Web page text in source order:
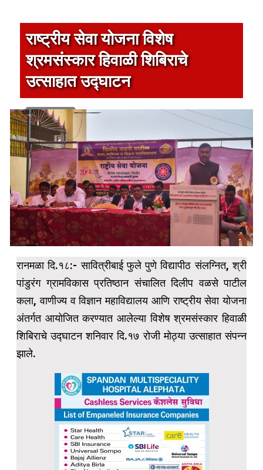
राष्ट्रीय सेवा योजना विशेष
श्रमसंस्कार हिवाळी शिबिराचे
उत्साहात उद्घाटन
1 min read
रानमळा दि.१८:- सावित्रीबाई फुले पुणे विद्यापीठ संलग्नित, श्री
पांडुरंग ग्रामविकास प्रतिष्ठान संचालित दिलीप वळसे पाटील
कला, वाणीज्य व विज्ञान महाविद्यालय आणि राष्ट्रीय सेवा योजना
अंतर्गत आयोजित करण्यात आलेल्या विशेष श्रमसंस्कार हिवाळी
शिबिराचे उद्घाटन शनिवार दि.१७ रोजी मोठ्या उत्साहात संपन्न
झाले.